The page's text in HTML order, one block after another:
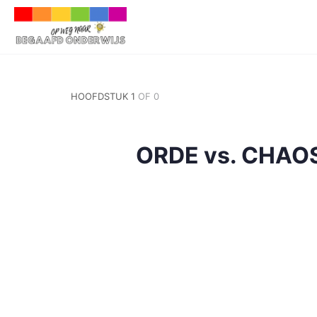
HOOFDSTUK 1 OF 0
ORDE vs.